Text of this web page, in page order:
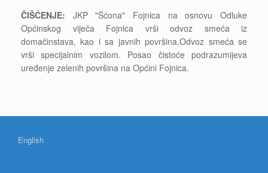
ČIŠĆENJE: JKP "Šćona" Fojnica na osnovu Odluke
Općinskog viječa Fojnica vrši odvoz smeća iz
domačinstava, kao i sa javnih površina.Odvoz smeća se
vrši specijalnim vozilom. Posao čistoće podrazumijeva
uređenje zelenih površina na Općini Fojnica.
English